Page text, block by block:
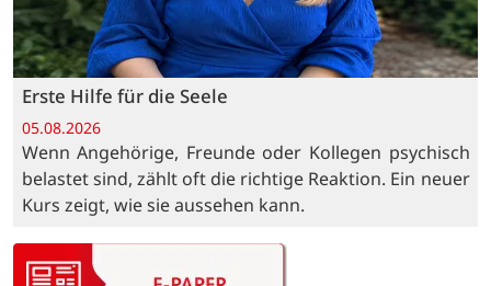
Erste Hilfe für die Seele
05.08.2026
Wenn Angehörige, Freunde oder Kollegen psychisch
belastet sind, zählt oft die richtige Reaktion. Ein neuer
Kurs zeigt, wie sie aussehen kann.